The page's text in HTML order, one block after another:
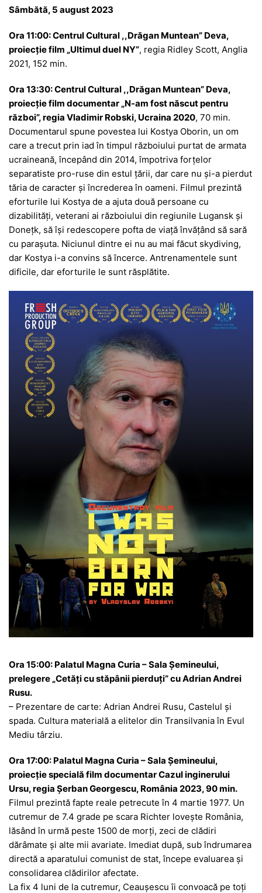
Sâmbătă, 5 august 2023
Ora 11:00: Centrul Cultural ,,Drăgan Muntean” Deva,
proiecție film „Ultimul duel NY”, regia Ridley Scott, Anglia
2021, 152 min.
Ora 13:30: Centrul Cultural ,,Drăgan Muntean” Deva,
proiecție film documentar „N-am fost născut pentru
război”, regia Vladimir Robski, Ucraina 2020, 70 min.
Documentarul spune povestea lui Kostya Oborin, un om
care a trecut prin iad în timpul războiului purtat de armata
ucraineană, începând din 2014, împotriva forțelor
separatiste pro-ruse din estul țării, dar care nu și-a pierdut
tăria de caracter și încrederea în oameni. Filmul prezintă
eforturile lui Kostya de a ajuta două persoane cu
dizabilități, veterani ai războiului din regiunile Lugansk și
Donețk, să își redescopere pofta de viață învățând să sară
cu parașuta. Niciunul dintre ei nu au mai făcut skydiving,
dar Kostya i-a convins să încerce. Antrenamentele sunt
dificile, dar eforturile le sunt răsplătite.
Ora 15:00: Palatul Magna Curia – Sala Șemineului,
prelegere „Cetăți cu stăpânii pierduți” cu Adrian Andrei
Rusu.
– Prezentare de carte: Adrian Andrei Rusu, Castelul și
spada. Cultura materială a elitelor din Transilvania în Evul
Mediu târziu.
Ora 17:00: Palatul Magna Curia – Sala Șemineului,
proiecție specială film documentar Cazul inginerului
Ursu, regia Șerban Georgescu, România 2023, 90 min.
Filmul prezintă fapte reale petrecute în 4 martie 1977. Un
cutremur de 7.4 grade pe scara Richter lovește România,
lăsând în urmă peste 1500 de morți, zeci de clădiri
dărâmate și alte mii avariate. Imediat după, sub îndrumarea
directă a aparatului comunist de stat, începe evaluarea și
consolidarea clădirilor afectate.
La fix 4 luni de la cutremur, Ceaușescu îi convoacă pe toți